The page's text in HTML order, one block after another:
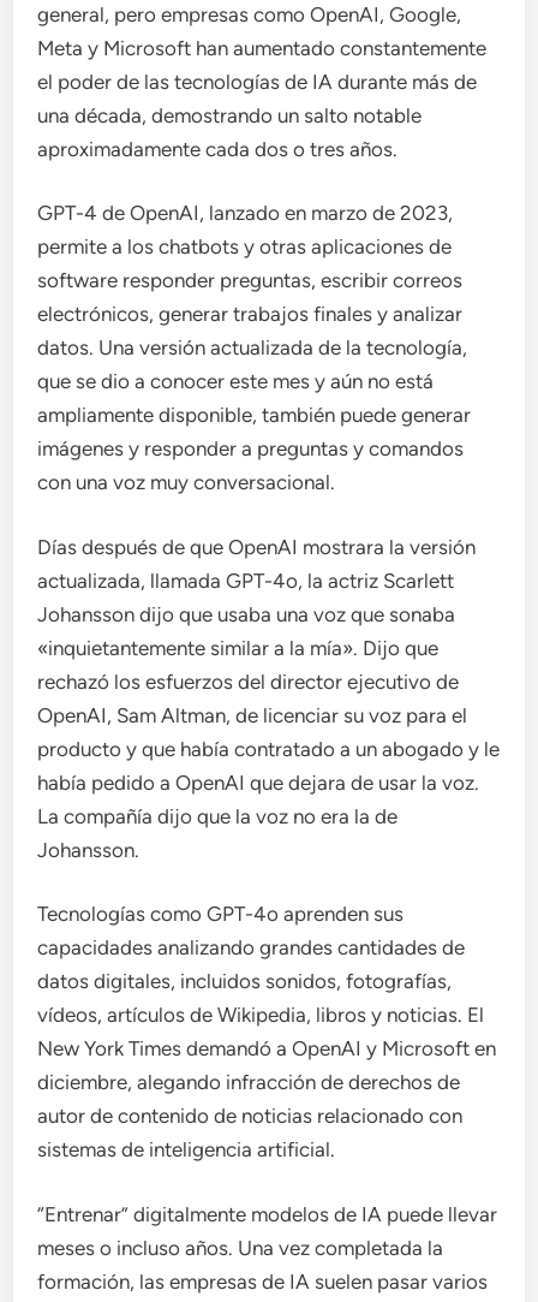
general, pero empresas como OpenAI, Google,
Meta y Microsoft han aumentado constantemente
el poder de las tecnologías de IA durante más de
una década, demostrando un salto notable
aproximadamente cada dos o tres años.
GPT-4 de OpenAI, lanzado en marzo de 2023,
permite a los chatbots y otras aplicaciones de
software responder preguntas, escribir correos
electrónicos, generar trabajos finales y analizar
datos. Una versión actualizada de la tecnología,
que se dio a conocer este mes y aún no está
ampliamente disponible, también puede generar
imágenes y responder a preguntas y comandos
con una voz muy conversacional.
Días después de que OpenAI mostrara la versión
actualizada, llamada GPT-4o, la actriz Scarlett
Johansson dijo que usaba una voz que sonaba
«inquietantemente similar a la mía». Dijo que
rechazó los esfuerzos del director ejecutivo de
OpenAI, Sam Altman, de licenciar su voz para el
producto y que había contratado a un abogado y le
había pedido a OpenAI que dejara de usar la voz.
La compañía dijo que la voz no era la de
Johansson.
Tecnologías como GPT-4o aprenden sus
capacidades analizando grandes cantidades de
datos digitales, incluidos sonidos, fotografías,
vídeos, artículos de Wikipedia, libros y noticias. El
New York Times demandó a OpenAI y Microsoft en
diciembre, alegando infracción de derechos de
autor de contenido de noticias relacionado con
sistemas de inteligencia artificial.
“Entrenar” digitalmente modelos de IA puede llevar
meses o incluso años. Una vez completada la
formación, las empresas de IA suelen pasar varios